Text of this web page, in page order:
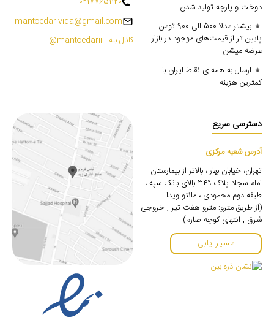
دوخت و پارچه تولید شدن
🔸 بیشتر مدلا 500 الی 900 تومن
پایین تر از قیمت‌های موجود در بازار
عرضه میشن
🔸 ارسال به همه ی نقاط ایران با
کمترین هزینه
mantoedarivida@gmail.com
کانال بله : mantoedarii@
دسترسی سریع
آدرس شعبه مرکزی
تهران، خیابان بهار ، بالاتر از بیمارستان
امام سجاد پلاک ۳۴۹ بالای بانک سپه ،
طبقه دوم محمودی ، مانتو ویدا
(از طریق مترو: مترو هفت تیر , خروجی
شرق , انتهای کوچه صارم)
مسیر یابی